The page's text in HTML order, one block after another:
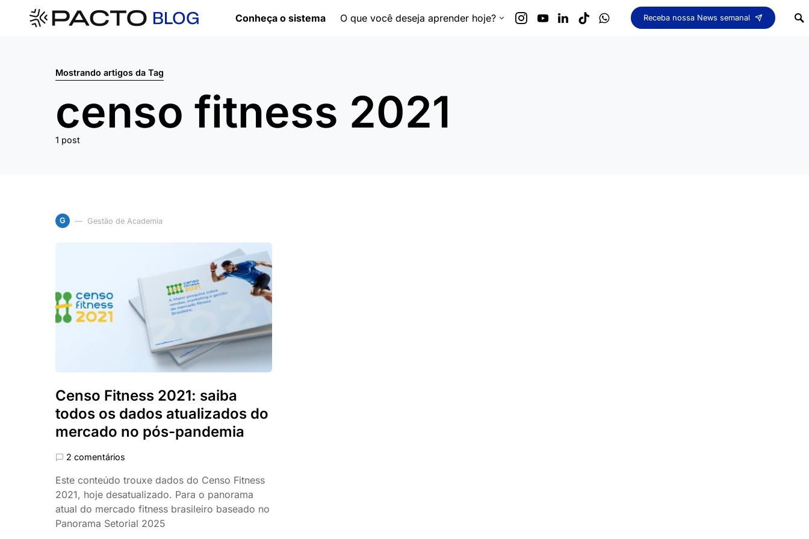
Conheça o sistema O que você deseja aprender hoje? Receba nossa News semanal
Mostrando artigos da Tag
censo fitness 2021
1 post
G Gestão de Academia
Censo Fitness 2021: saiba
todos os dados atualizados do
mercado no pós-pandemia
2 comentários
Este conteúdo trouxe dados do Censo Fitness
2021, hoje desatualizado. Para o panorama
atual do mercado fitness brasileiro baseado no
Panorama Setorial 2025